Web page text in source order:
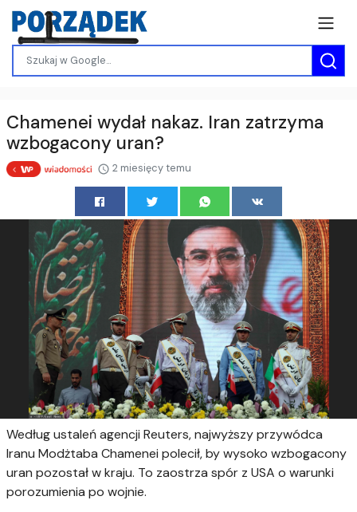
Chamenei wydał nakaz. Iran zatrzyma
wzbogacony uran?
2 miesięcy temu
Według ustaleń agencji Reuters, najwyższy przywódca
Iranu Modżtaba Chamenei polecił, by wysoko wzbogacony
uran pozostał w kraju. To zaostrza spór z USA o warunki
porozumienia po wojnie.